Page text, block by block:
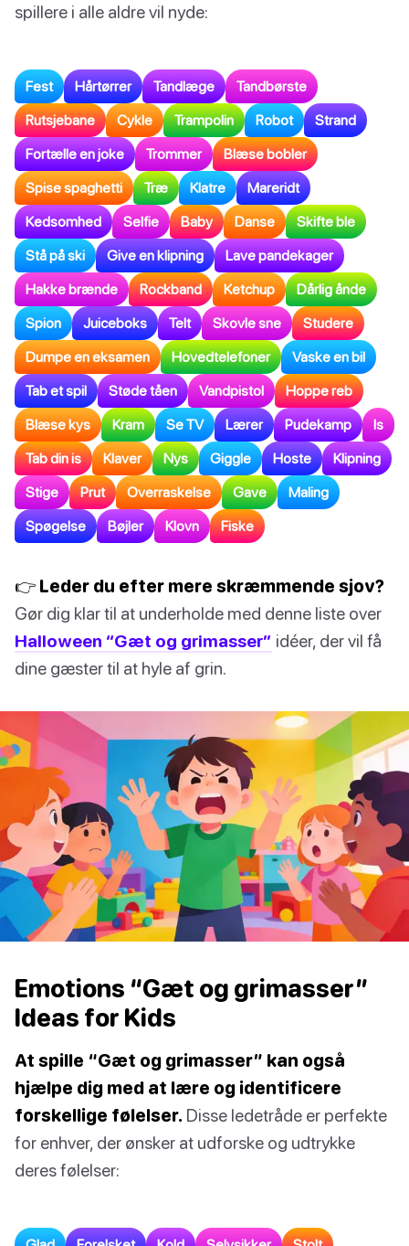
spillere i alle aldre vil nyde:
Fest Hårtørrer Tandlæge Tandbørste
Rutsjebane Cykle Trampolin Robot Strand
Fortælle en joke Trommer Blæse bobler
Spise spaghetti Træ Klatre Mareridt
Kedsomhed Selfie Baby Danse Skifte ble
Stå på ski Give en klipning Lave pandekager
Hakke brænde Rockband Ketchup Dårlig ånde
Spion Juiceboks Telt Skovle sne Studere
Dumpe en eksamen Hovedtelefoner Vaske en bil
Tab et spil Støde tåen Vandpistol Hoppe reb
Blæse kys Kram Se TV Lærer Pudekamp Is
Tab din is Klaver Nys Giggle Hoste Klipning
Stige Prut Overraskelse Gave Maling
Spøgelse Bøjler Klovn Fiske
👉 Leder du efter mere skræmmende sjov?
Gør dig klar til at underholde med denne liste over
Halloween “Gæt og grimasser” idéer, der vil få
dine gæster til at hyle af grin.
Emotions “Gæt og grimasser”
Ideas for Kids
At spille “Gæt og grimasser” kan også
hjælpe dig med at lære og identificere
forskellige følelser. Disse ledetråde er perfekte
for enhver, der ønsker at udforske og udtrykke
deres følelser: